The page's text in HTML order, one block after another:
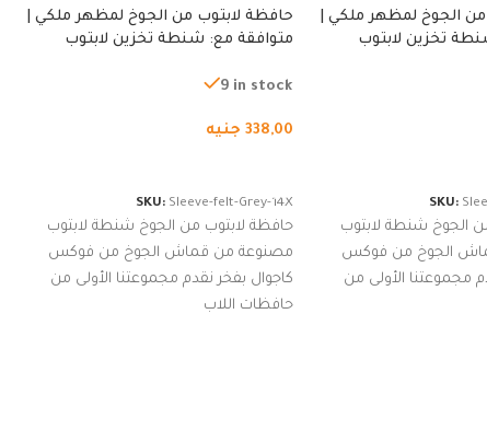
الجوخ لمظهر ملكي |
تخزين لابتوب
بوك والتابلت،
SKU:
الجوخ شنطة لابتوب
الجوخ من فوكس
مجموعتنا الأولى من
حافظة لابتوب من الجوخ لمظهر ملكي |
متوافقة مع: شنطة تخزين لابتوب
من الجوخ لجهاز نوت بوك والتابلت،
9 in stock
338,00 جنيه
SKU: Sleeve-felt-Grey-14X
حافظة لابتوب من الجوخ شنطة لابتوب
مصنوعة من قماش الجوخ من فوكس
كاجوال بفخر نقدم مجموعتنا الأولى من
حافظات اللاب